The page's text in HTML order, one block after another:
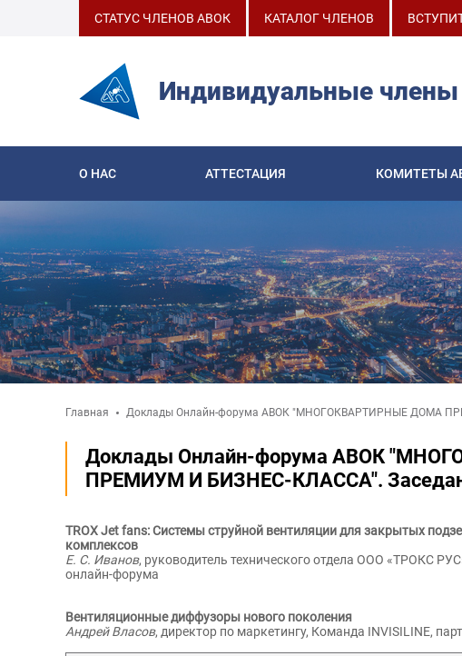
СТАТУС ЧЛЕНОВ АВОК КАТАЛОГ ЧЛЕНОВ
Индивидуальные
О НАС АТТЕСТАЦИЯ КОМИТЕТЫ
Главная Доклады Онлайн-форума АВОК "МНОГОКВАРТИРНЫЕ ДОМА
Доклады Онлайн-форума АВОК
ПРЕМИУМ И БИЗНЕС-КЛАССА".
TROX Jet fans: Системы струйной вентиляции для закрытых
комплексов
Е. С. Иванов, руководитель технического отдела ООО «ТРОКС
онлайн-форума
Вентиляционные диффузоры нового поколения
Андрей Власов, директор по маркетингу, Команда INVISILINE,